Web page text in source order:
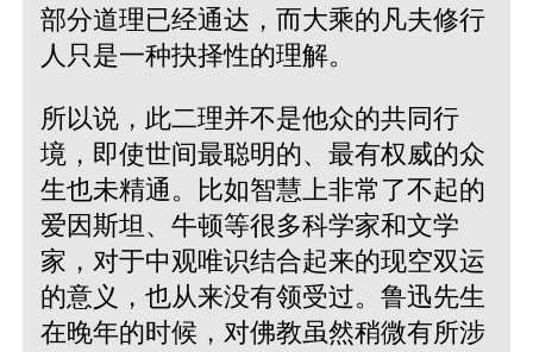
部分道理已经通达，而大乘的凡夫修行
人只是一种抉择性的理解。
所以说，此二理并不是他众的共同行
境，即使世间最聪明的、最有权威的众
生也未精通。比如智慧上非常了不起的
爱因斯坦、牛顿等很多科学家和文学
家，对于中观唯识结合起来的现空双运
的意义，也从来没有领受过。鲁迅先生
在晚年的时候，对佛教虽然稍微有所涉